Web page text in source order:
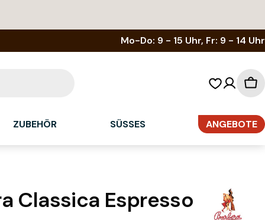
Mo-Do: 9 - 15 Uhr, Fr: 9 - 14 Uhr
ZUBEHÖR SÜSSES ANGEBOTE
Classica Espresso